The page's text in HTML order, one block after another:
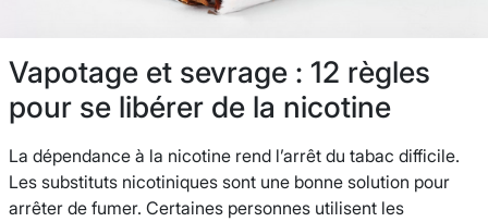
Vapotage et sevrage : 12 règles
pour se libérer de la nicotine
La dépendance à la nicotine rend l’arrêt du tabac difficile.
Les substituts nicotiniques sont une bonne solution pour
arrêter de fumer. Certaines personnes utilisent les